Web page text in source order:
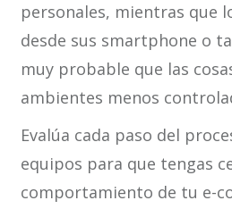
personales, mientras que
desde sus smartphone o
muy probable que las
ambientes menos
Evalúa cada paso del
equipos para que tengas
comportamiento de tu e-